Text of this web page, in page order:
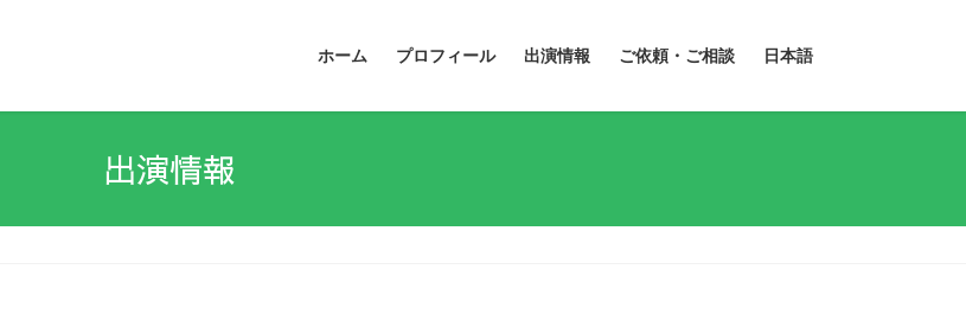
ホーム プロフィール 出演情報 ご依頼・ご相談 日本語
出演情報